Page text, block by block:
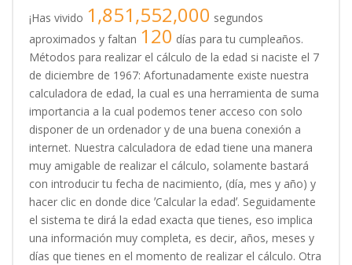
¡Has vivido 1,851,552,000 segundos
aproximados y faltan 120 días para tu cumpleaños.
Métodos para realizar el cálculo de la edad si naciste el 7
de diciembre de 1967: Afortunadamente existe nuestra
calculadora de edad, la cual es una herramienta de suma
importancia a la cual podemos tener acceso con solo
disponer de un ordenador y de una buena conexión a
internet. Nuestra calculadora de edad tiene una manera
muy amigable de realizar el cálculo, solamente bastará
con introducir tu fecha de nacimiento, (día, mes y año) y
hacer clic en donde dice ʼCalcular la edadʼ. Seguidamente
el sistema te dirá la edad exacta que tienes, eso implica
una información muy completa, es decir, años, meses y
días que tienes en el momento de realizar el cálculo. Otra